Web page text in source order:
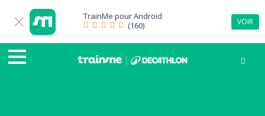
TrainMe pourAndroid
(160)
VOIR